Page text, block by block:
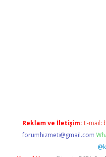
Reklam ve İletişim: E-mail:
forumhizmeti@gmail.com